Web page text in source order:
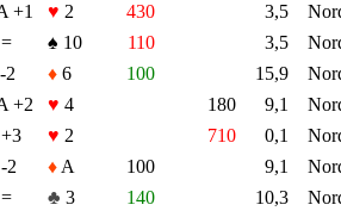
+1 ♥ 2 430 3,5
= ♠ 10 110 3,5
-2 ♦ 6 100 15,9
+2 ♥ 4 180 9,1
+3 ♥ 2 710 0,1
-2 ♦ A 100 9,1
= ♣ 3 140 10,3